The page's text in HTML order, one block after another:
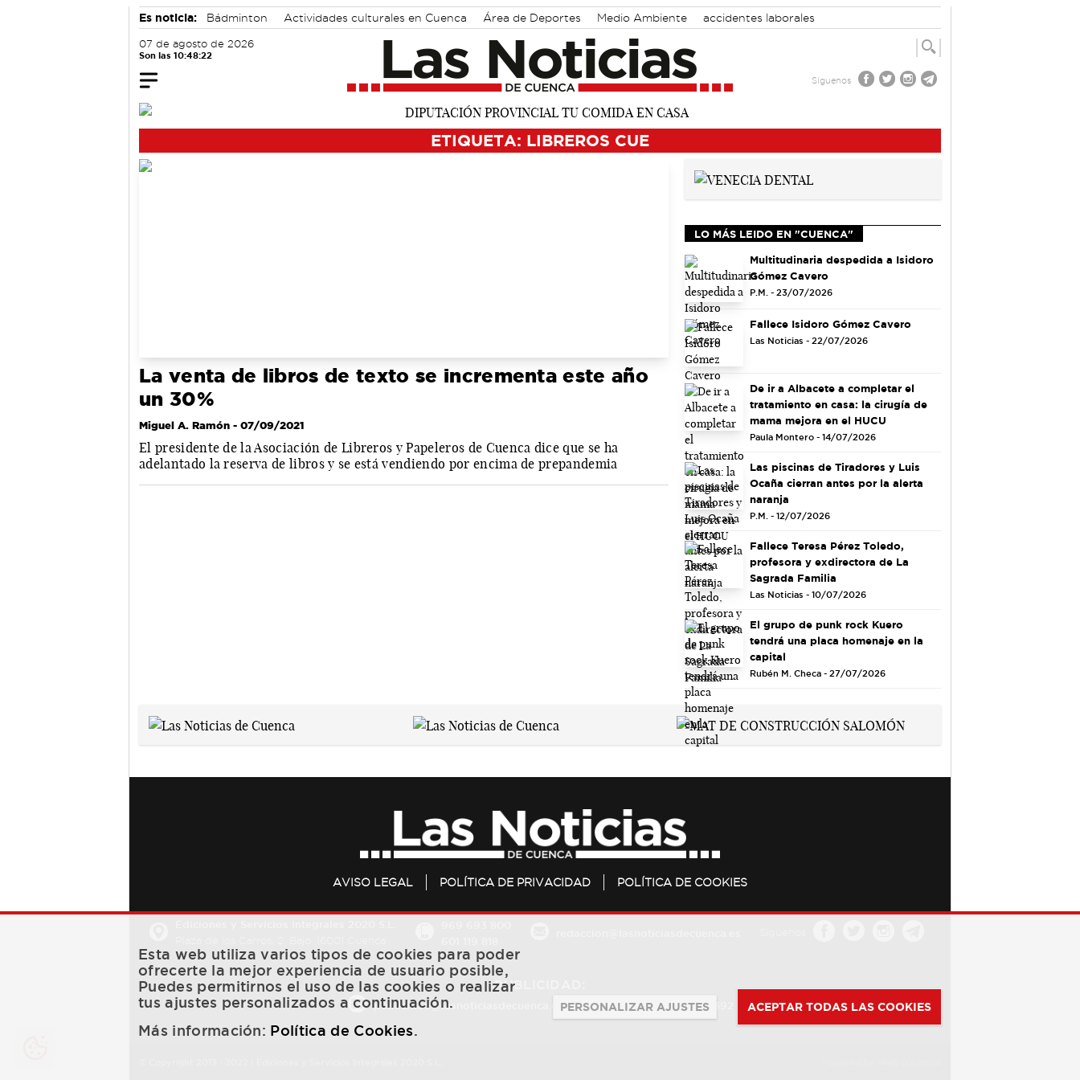
Es noticia: Bádminton Actividades culturales en Cuenca Área de Deportes Medio Ambiente
accidentes laborales
07 de agosto de 2026
Son las 10:48:22
Síguenos
ETIQUETA: LIBREROS CUE
La venta de libros de texto se incrementa este año
un 30%
Miguel A. Ramón - 07/09/2021
El presidente de la Asociación de Libreros y Papeleros de Cuenca dice que se ha
adelantado la reserva de libros y se está vendiendo por encima de prepandemia
LO MÁS LEIDO EN "CUENCA"
Multitudinaria despedida a Isidoro
Gómez Cavero
P.M. - 23/07/2026
Fallece Isidoro Gómez Cavero
Las Noticias - 22/07/2026
De ir a Albacete a completar el
tratamiento en casa: la cirugía de
mama mejora en el HUCU
Paula Montero - 14/07/2026
Las piscinas de Tiradores y Luis
Ocaña cierran antes por la alerta
naranja
P.M. - 12/07/2026
Fallece Teresa Pérez Toledo,
profesora y exdirectora de La
Sagrada Familia
Las Noticias - 10/07/2026
El grupo de punk rock Kuero
tendrá una placa homenaje en la
capital
Rubén M. Checa - 27/07/2026
AVISO LEGAL POLÍTICA DE PRIVACIDAD POLÍTICA DE COOKIES
PUBLICIDAD:
publicidad@lasnoticiasdecuenca.es 684 126 573 / 670 726 392
Esta web utiliza varios tipos de cookies para poder
ofrecerte la mejor experiencia de usuario posible,
Puedes permitirnos el uso de las cookies o realizar
tus ajustes personalizados a continuación.
Más información: Política de Cookies.
PERSONALIZAR AJUSTES ACEPTAR TODAS LAS COOKIES